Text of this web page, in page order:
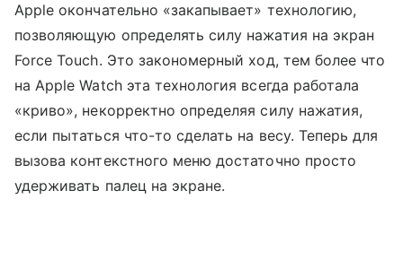
Apple окончательно «закапывает» технологию,
позволяющую определять силу нажатия на экран
Force Touch. Это закономерный ход, тем более что
на Apple Watch эта технология всегда работала
«криво», некорректно определяя силу нажатия,
если пытаться что-то сделать на весу. Теперь для
вызова контекстного меню достаточно просто
удерживать палец на экране.